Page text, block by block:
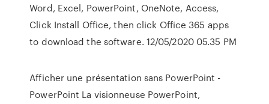
Word, Excel, PowerPoint, OneNote, Access,
Click Install Office, then click Office 365 apps
to download the software. 12/05/2020 05.35 PM
Afficher une présentation sans PowerPoint -
PowerPoint La visionneuse PowerPoint,